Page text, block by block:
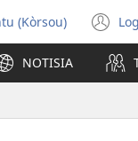
(Kòrsou)
NOTISIA